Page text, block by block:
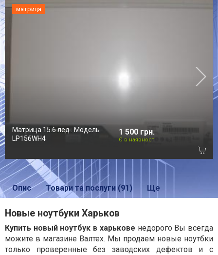
матрица
Матрица 15.6 лед . Модель
LP156WH4
1 500 грн.
Є в наявності
Опис Товари та послуги (91) Ще
Новые ноутбуки Харьков
Купить новый ноутбук в харькове недорого Вы всегда
можите в магазине Валтех. Мы продаем новые ноутбки
только проверенные без заводских дефектов и с